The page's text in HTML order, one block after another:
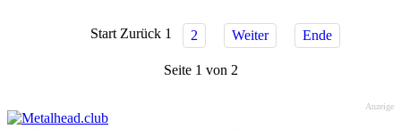
Start Zurück 1 2 Weiter Ende
Seite 1 von 2
Anzeige